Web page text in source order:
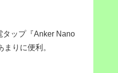
タップ『Anker Nano
りに便利。